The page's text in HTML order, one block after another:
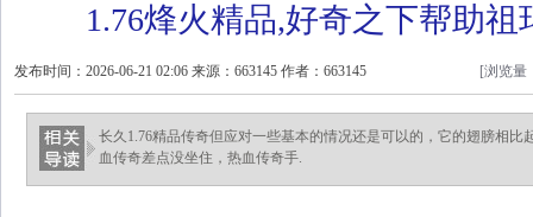
1.76烽火精品,好奇之下帮助祖
发布时间：2026-06-21 02:06 来源：663145 作者：663145 [浏览量
长久1.76精品传奇但应对一些基本的情况还是可以的，它的翅膀相比
血传奇差点没坐住，热血传奇手.